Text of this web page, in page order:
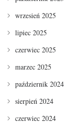
wrzesień 2025
lipiec 2025
czerwiec 2025
marzec 2025
październik 2024
sierpień 2024
czerwiec 2024